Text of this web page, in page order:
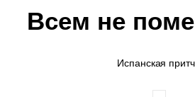
Всем не
Испанская